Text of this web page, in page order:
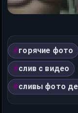
горячие фото
слив с видео
сливы фото